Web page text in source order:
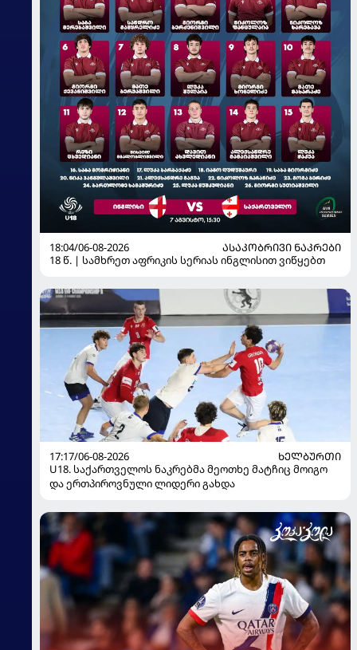
18:04/06-08-2026
ᲐᲡᲐᲙᲝᲑᲠᲘᲕᲘ ᲜᲐᲙᲠᲔᲑᲘ
18 წ. | სამხრეთ აფრიკის სერიას ინგლისით ვიწყებთ
17:17/06-08-2026
ᲮᲔᲚᲑᲣᲠᲗᲘ
U18. საქართველოს ნაკრებმა მეოთხე მატჩიც მოიგო
და ერთპიროვნული ლიდერი გახდა